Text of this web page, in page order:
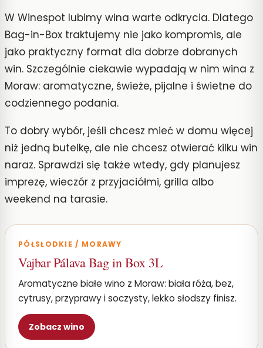
W Winespot lubimy wina warte odkrycia. Dlatego
Bag-in-Box traktujemy nie jako kompromis, ale
jako praktyczny format dla dobrze dobranych
win. Szczególnie ciekawie wypadają w nim wina z
Moraw: aromatyczne, świeże, pijalne i świetne do
codziennego podania.
To dobry wybór, jeśli chcesz mieć w domu więcej
niż jedną butelkę, ale nie chcesz otwierać kilku win
naraz. Sprawdzi się także wtedy, gdy planujesz
imprezę, wieczór z przyjaciółmi, grilla albo
weekend na tarasie.
PÓŁSŁODKIE / MORAWY
Vajbar Pálava Bag in Box 3L
Aromatyczne białe wino z Moraw: biała róża, bez,
cytrusy, przyprawy i soczysty, lekko słodszy finisz.
Zobacz wino